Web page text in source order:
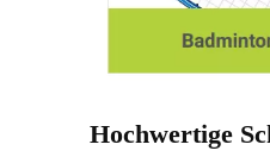
Hochwertige